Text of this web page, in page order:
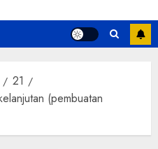
21
(pembuatan